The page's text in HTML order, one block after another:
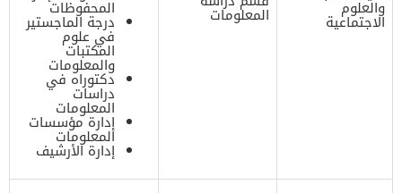
والعلوم
الاجتماعية المعلومات المحفوظات
درجة الماجستير
في علوم
المكتبات
والمعلومات
دكتوراه في
دراسات
المعلومات
إدارة مؤسسات
المعلومات
إدارة الأرشيف